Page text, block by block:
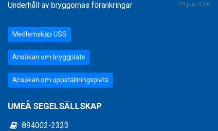
Underhåll av bryggornas förankringar 29 jun 2026
Medlemskap USS
Ansökan om bryggplats
Ansökan om uppställningsplats
UMEÅ SEGELSÄLLSKAP
894002-2323